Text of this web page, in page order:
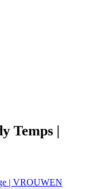
Temps |
| VROUWEN